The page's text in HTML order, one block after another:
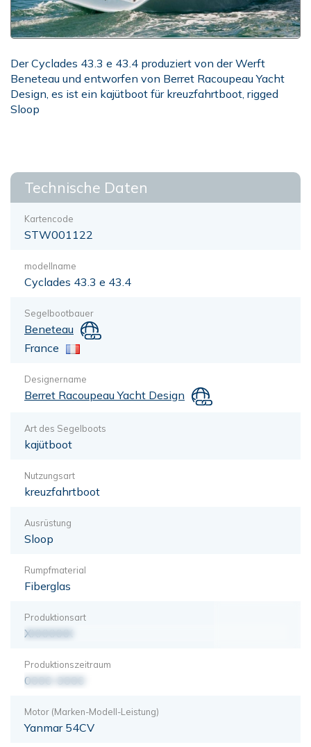
Der Cyclades 43.3 e 43.4 produziert von der Werft
Beneteau und entworfen von Berret Racoupeau Yacht
Design, es ist ein kajütboot für kreuzfahrtboot, rigged
Sloop
Technische Daten
Kartencode
STW001122
modellname
Cyclades 43.3 e 43.4
Segelbootbauer
Beneteau
France
Designername
Berret Racoupeau Yacht Design
Art des Segelboots
kajütboot
Nutzungsart
kreuzfahrtboot
Ausrüstung
Sloop
Rumpfmaterial
Fiberglas
Produktionsart
XXXXXXX
Produktionszeitraum
0000-0000
Motor (Marken-Modell-Leistung)
Yanmar 54CV